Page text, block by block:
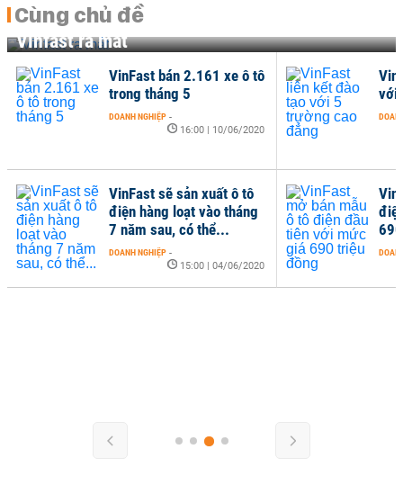
Cùng chủ đề
Vinfast ra mắt
VinFast bán 2.161 xe ô tô
trong tháng 5
DOANH NGHIỆP -
16:00 | 10/06/2020
VinFast sẽ sản xuất ô tô
điện hàng loạt vào tháng
7 năm sau, có thể...
DOANH NGHIỆP -
15:00 | 04/06/2020
với